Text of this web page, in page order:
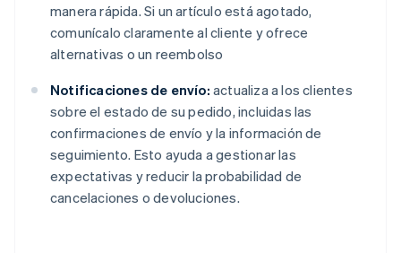
manera rápida. Si un artículo está agotado,
comunícalo claramente al cliente y ofrece
alternativas o un reembolso
Notificaciones de envío: actualiza a los clientes
sobre el estado de su pedido, incluidas las
confirmaciones de envío y la información de
seguimiento. Esto ayuda a gestionar las
expectativas y reducir la probabilidad de
cancelaciones o devoluciones.